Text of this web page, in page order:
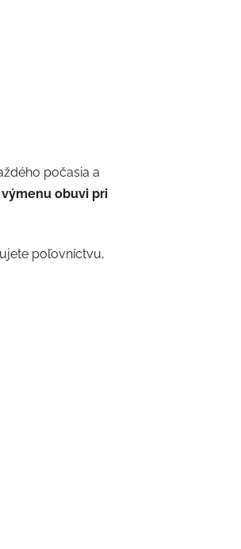
počasia a
obuvi pri
poľovníctvu,